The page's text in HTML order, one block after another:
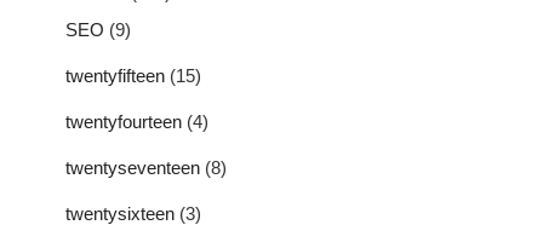
SEO (9)
twentyfifteen (15)
twentyfourteen (4)
twentyseventeen (8)
twentysixteen (3)